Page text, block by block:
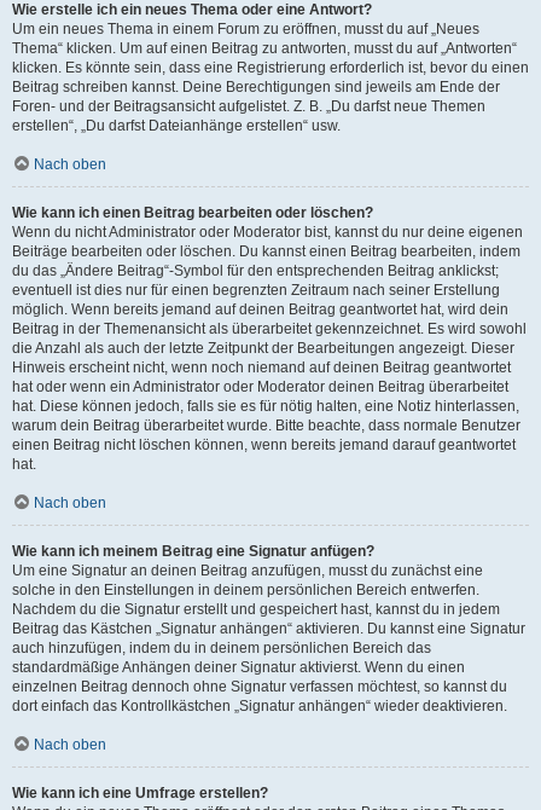
Wie erstelle ich ein neues Thema oder eine Antwort?
Um ein neues Thema in einem Forum zu eröffnen, musst du auf „Neues
Thema“ klicken. Um auf einen Beitrag zu antworten, musst du auf „Antworten“
klicken. Es könnte sein, dass eine Registrierung erforderlich ist, bevor du einen
Beitrag schreiben kannst. Deine Berechtigungen sind jeweils am Ende der
Foren- und der Beitragsansicht aufgelistet. Z. B. „Du darfst neue Themen
erstellen“, „Du darfst Dateianhänge erstellen“ usw.
Nach oben
Wie kann ich einen Beitrag bearbeiten oder löschen?
Wenn du nicht Administrator oder Moderator bist, kannst du nur deine eigenen
Beiträge bearbeiten oder löschen. Du kannst einen Beitrag bearbeiten, indem
du das „Ändere Beitrag“-Symbol für den entsprechenden Beitrag anklickst;
eventuell ist dies nur für einen begrenzten Zeitraum nach seiner Erstellung
möglich. Wenn bereits jemand auf deinen Beitrag geantwortet hat, wird dein
Beitrag in der Themenansicht als überarbeitet gekennzeichnet. Es wird sowohl
die Anzahl als auch der letzte Zeitpunkt der Bearbeitungen angezeigt. Dieser
Hinweis erscheint nicht, wenn noch niemand auf deinen Beitrag geantwortet
hat oder wenn ein Administrator oder Moderator deinen Beitrag überarbeitet
hat. Diese können jedoch, falls sie es für nötig halten, eine Notiz hinterlassen,
warum dein Beitrag überarbeitet wurde. Bitte beachte, dass normale Benutzer
einen Beitrag nicht löschen können, wenn bereits jemand darauf geantwortet
hat.
Nach oben
Wie kann ich meinem Beitrag eine Signatur anfügen?
Um eine Signatur an deinen Beitrag anzufügen, musst du zunächst eine
solche in den Einstellungen in deinem persönlichen Bereich entwerfen.
Nachdem du die Signatur erstellt und gespeichert hast, kannst du in jedem
Beitrag das Kästchen „Signatur anhängen“ aktivieren. Du kannst eine Signatur
auch hinzufügen, indem du in deinem persönlichen Bereich das
standardmäßige Anhängen deiner Signatur aktivierst. Wenn du einen
einzelnen Beitrag dennoch ohne Signatur verfassen möchtest, so kannst du
dort einfach das Kontrollkästchen „Signatur anhängen“ wieder deaktivieren.
Nach oben
Wie kann ich eine Umfrage erstellen?